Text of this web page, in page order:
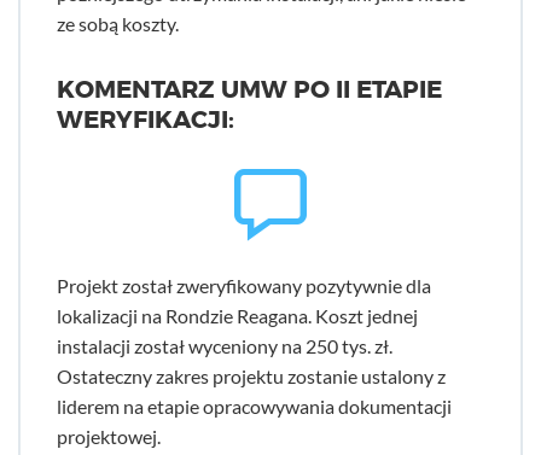
ze sobą koszty.
KOMENTARZ UMW PO II ETAPIE
WERYFIKACJI:
Projekt został zweryfikowany pozytywnie dla
lokalizacji na Rondzie Reagana. Koszt jednej
instalacji został wyceniony na 250 tys. zł.
Ostateczny zakres projektu zostanie ustalony z
liderem na etapie opracowywania dokumentacji
projektowej.